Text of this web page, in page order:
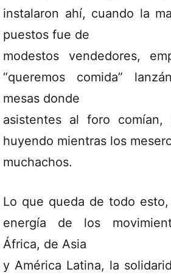
instalaron ahí, cuando la
puestos fue de
modestos vendedores,
“queremos comida”
mesas donde
asistentes al foro comían,
huyendo mientras los
muchachos.
Lo que queda de todo
energía de los
África, de Asia
y América Latina, la